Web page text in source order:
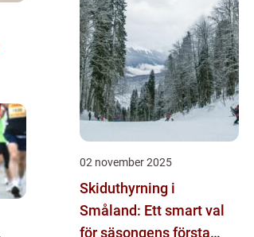
02 november 2025
Skiduthyrning i
Småland: Ett smart val
för säsongens första